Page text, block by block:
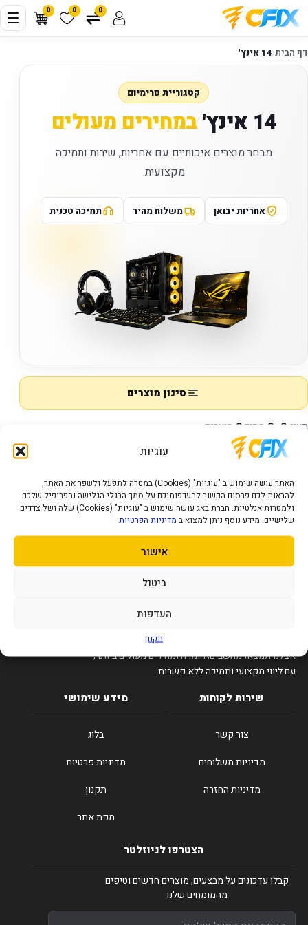
עוגיות
האתר עושה שימוש ב "עוגיות" (Cookies) במטרה לתפעל ולשפר את האתר,
להראות לכם פרסום הקשור להעדפותיכם על סמך הרגלי הגלישה והפרופיל שלכם
ולמטרות אנלטיות. חברת באג עושה שימוש ב "עוגיות" (Cookies) שלה ושל צדדים
שלישיים. מידע נוסף ניתן למצוא ב מדיניות הפרטיות
אישור
ביטול
העדפות
תקנון
0 0 0
דף הבית‹14 אינץ'
קטגוריית פרימיום
14 אינץ' במחירים מעולים
מבחר מוצרים איכותיים עם אחריות, שירות ותמיכה
מקצועית.
אחריות יבואן משלוח מהיר תמיכה טכנית
סינון מוצרים
מציג 0–0 מתוך0 מוצרים
14 אינץ'
אין מוצרים להצגה.
סיפיקס – הבית של הגיימרים והטכנולוגיה בישראל.
אצלנו תמצאו מחשבים, חומרה ומחירים מעולים ביותר,
עם ליווי מקצועי ותמיכה ללא פשרות.
שירות לקוחות
צור קשר
מדיניות משלוחים
מדיניות החזרה
מידע שימושי
בלוג
מדיניות פרטיות
תקנון
מפת אתר
הצטרפו לניוזלטר
קבלו עדכונים על מבצעים, מוצרים חדשים וטיפים
מהמומחים שלנו